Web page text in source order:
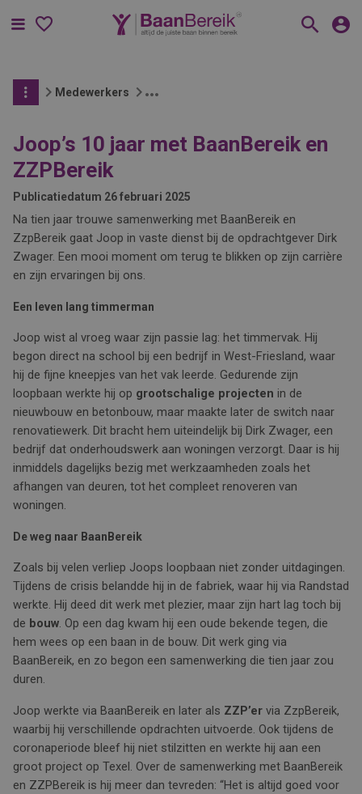
Menu
Medewerkers
Joop’s 10 jaar met BaanBereik en
ZZPBereik
Publicatiedatum 26 februari 2025
Na tien jaar trouwe samenwerking met BaanBereik en
ZzpBereik gaat Joop in vaste dienst bij de opdrachtgever Dirk
Zwager. Een mooi moment om terug te blikken op zijn carrière
en zijn ervaringen bij ons.
Een leven lang timmerman
Joop wist al vroeg waar zijn passie lag: het timmervak. Hij
begon direct na school bij een bedrijf in West-Friesland, waar
hij de fijne kneepjes van het vak leerde. Gedurende zijn
loopbaan werkte hij op grootschalige projecten in de
nieuwbouw en betonbouw, maar maakte later de switch naar
renovatiewerk. Dit bracht hem uiteindelijk bij Dirk Zwager, een
bedrijf dat onderhoudswerk aan woningen verzorgt. Daar is hij
inmiddels dagelijks bezig met werkzaamheden zoals het
afhangen van deuren, tot het compleet renoveren van
woningen.
De weg naar BaanBereik
Zoals bij velen verliep Joops loopbaan niet zonder uitdagingen.
Tijdens de crisis belandde hij in de fabriek, waar hij via Randstad
werkte. Hij deed dit werk met plezier, maar zijn hart lag toch bij
de bouw. Op een dag kwam hij een oude bekende tegen, die
hem wees op een baan in de bouw. Dit werk ging via
BaanBereik, en zo begon een samenwerking die tien jaar zou
duren.
Joop werkte via BaanBereik en later als ZZP’er via ZzpBereik,
waarbij hij verschillende opdrachten uitvoerde. Ook tijdens de
coronaperiode bleef hij niet stilzitten en werkte hij aan een
groot project op Texel. Over de samenwerking met BaanBereik
en ZZPBereik is hij meer dan tevreden: “Het is altijd goed voor